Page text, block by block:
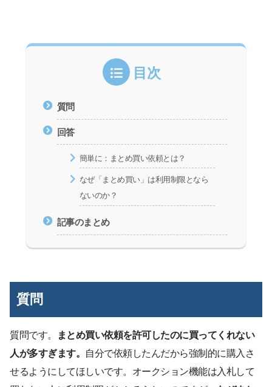
目次
質問
回答
簡単に：まとめ買い依頼とは？
なぜ「まとめ買い」は利用制限となら
ないのか？
記事のまとめ
質問
質問です。
まとめ買い依頼を許可したのに買ってくれない
人が多すぎます。
自分で依頼したんだから強制的に購入さ
せるようにしてほしいです。オークション機能は入札して